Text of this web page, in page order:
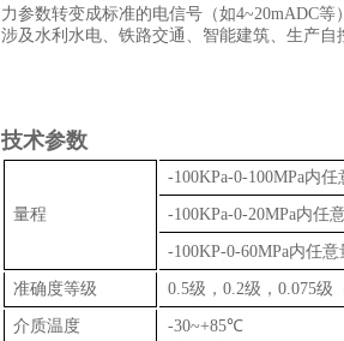
力参数转变成标准的电信号（如4~20mADC
涉及水利水电、铁路交通、智能建筑、生产
技术参数
量程
-100KPa-0-100MPa内
-100KPa-0-20MPa内任
-100KP-0-60MPa内任
准确度等级 0.5级，0.2级，0.075级
介质温度 -30~+85℃